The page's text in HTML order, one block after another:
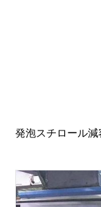
発泡スチロール減